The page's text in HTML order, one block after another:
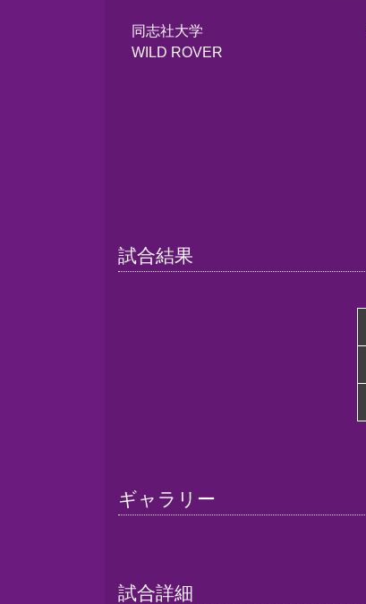
同志社大学
WILD ROVER
試合結果
ギャラリー
試合詳細